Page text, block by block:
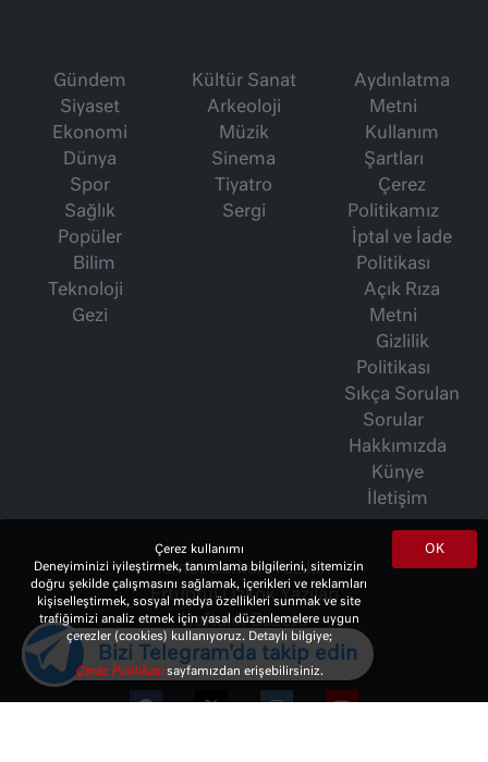
Gündem
Siyaset
Ekonomi
Dünya
Spor
Sağlık
Popüler
Bilim
Teknoloji
Gezi
Kültür Sanat
Arkeoloji
Müzik
Sinema
Tiyatro
Sergi
Aydınlatma
Metni
Kullanım
Şartları
Çerez
Politikamız
İptal ve İade
Politikası
Açık Rıza
Metni
Gizlilik
Politikası
Sıkça Sorulan
Sorular
Hakkımızda
Künye
İletişim
İsmet Berkan Yazıları
Ertuğrul Özkök Yazıları
Haftalık Gazete
OK
Çerez kullanımı
Deneyiminizi iyileştirmek, tanımlama bilgilerini, sitemizin
doğru şekilde çalışmasını sağlamak, içerikleri ve reklamları
kişiselleştirmek, sosyal medya özellikleri sunmak ve site
trafiğimizi analiz etmek için yasal düzenlemelere uygun
çerezler (cookies) kullanıyoruz. Detaylı bilgiye;
Çerez Politikasısayfamızdan erişebilirsiniz.
Bizi Telegram'da takip edin